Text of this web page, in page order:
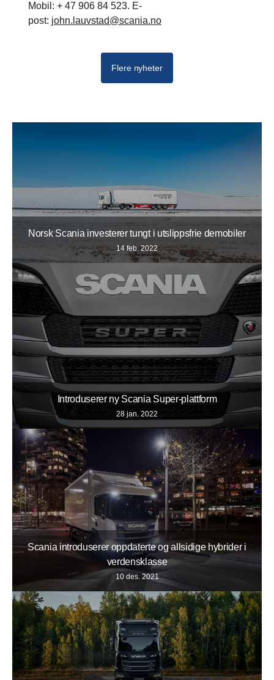
Mobil: + 47 906 84 523. E-
post: john.lauvstad@scania.no
Flere nyheter
Norsk Scania investerer tungt i utslippsfrie demobiler
14 feb. 2022
Introduserer ny Scania Super-plattform
28 jan. 2022
Scania introduserer oppdaterte og allsidige hybrider i
verdensklasse
10 des. 2021